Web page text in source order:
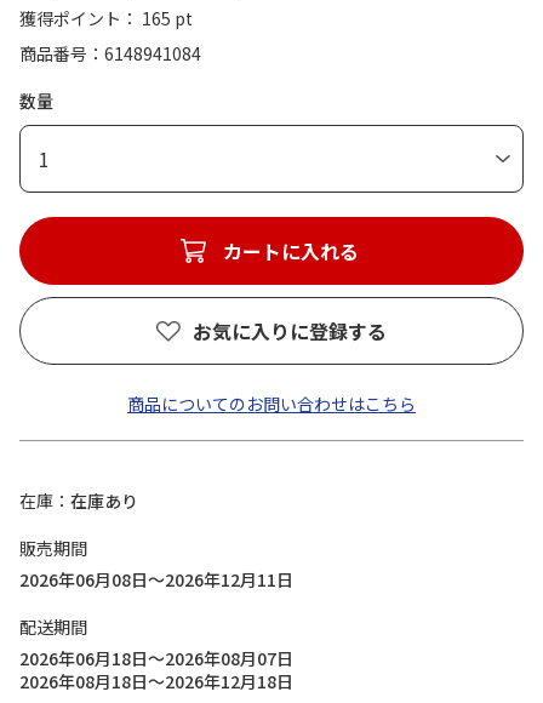
獲得ポイント： 165 pt
商品番号
6148941084
数量
1
カートに入れる
お気に入りに登録する
商品についてのお問い合わせはこちら
在庫
在庫あり
販売期間
2026年06月08日～2026年12月11日
配送期間
2026年06月18日～2026年08月07日
2026年08月18日～2026年12月18日